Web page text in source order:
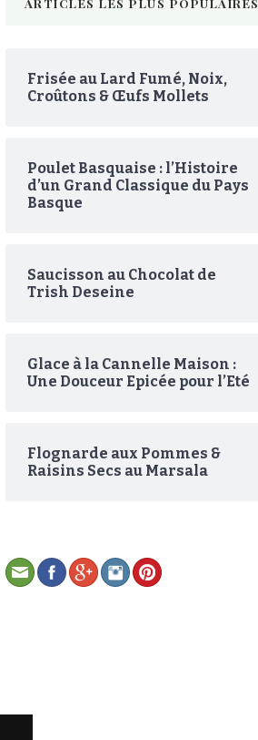
Frisée au Lard Fumé, Noix,
Croûtons & Œufs Mollets
Poulet Basquaise : l’Histoire
d’un Grand Classique du Pays
Basque
Saucisson au Chocolat de
Trish Deseine
Glace à la Cannelle Maison :
Une Douceur Epicée pour l’Eté
Flognarde aux Pommes &
Raisins Secs au Marsala